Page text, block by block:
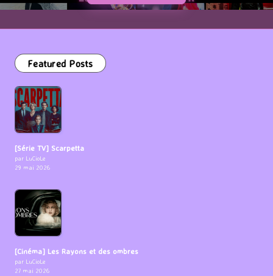
Featured Posts
[Série TV] Scarpetta
par LuCioLe
29 mai 2026
[Cinéma] Les Rayons et des ombres
par LuCioLe
27 mai 2026